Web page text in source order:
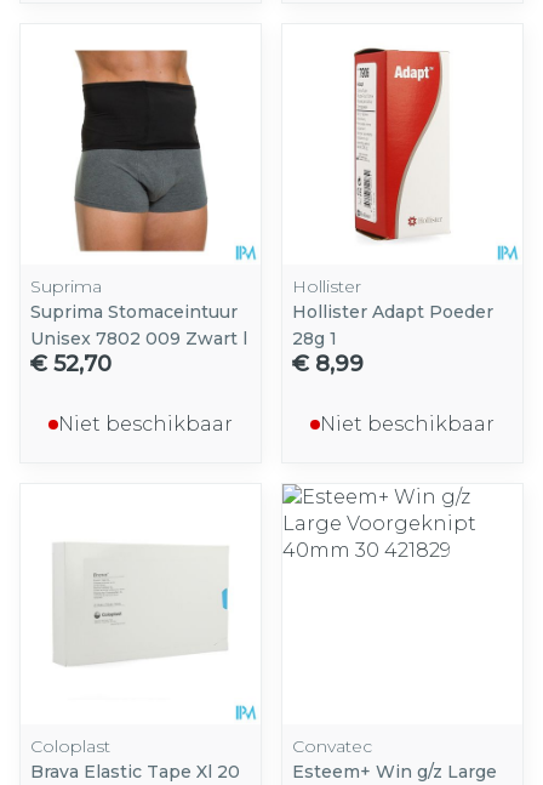
Suprima
Suprima Stomaceintuur
Unisex 7802 009 Zwart l
€ 52,70
Niet beschikbaar
Hollister
Hollister Adapt Poeder
28g 1
€ 8,99
Niet beschikbaar
Coloplast
Brava Elastic Tape Xl 20
Convatec
Esteem+ Win g/z Large